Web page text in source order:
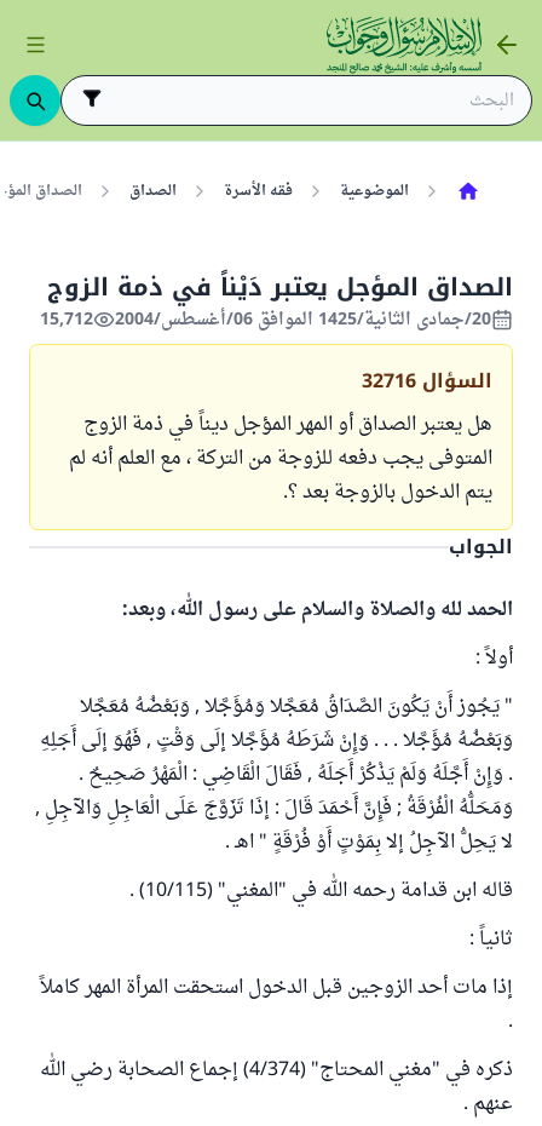
الموضوعية فقه الأسرة الصداق الصداق
الصداق المؤجل يعتبر دَيْناً في ذمة الزوج
20/جمادى الثانية/1425 الموافق 06/أغسطس/2004 15,712
السؤال 32716
هل يعتبر الصداق أو المهر المؤجل ديناً في ذمة الزوج
المتوفى يجب دفعه للزوجة من التركة ، مع العلم أنه لم
يتم الدخول بالزوجة بعد ؟.
الجواب
الحمد لله والصلاة والسلام على رسول الله، وبعد:
أولاً :
" يَجُوز أَنْ يَكُونَ الصَّدَاقُ مُعَجَّلا وَمُؤَجَّلا , وَبَعْضُهُ مُعَجَّلا
وَبَعْضُهُ مُؤَجَّلا . . . وَإِنْ شَرَطَهُ مُؤَجَّلا إلَى وَقْتٍ , فَهُوَ إلَى أَجَلِهِ
. وَإِنْ أَجَّلَهُ وَلَمْ يَذْكُرْ أَجَلَهُ , فَقَالَ الْقَاضِي : الْمَهْرُ صَحِيحٌ .
وَمَحَلُّهُ الْفُرْقَةُ ; فَإِنَّ أَحْمَدَ قَالَ : إذَا تَزَوَّجَ عَلَى الْعَاجِلِ وَالآجِلِ ,
لا يَحِلُّ الآجِلُ إلا بِمَوْتٍ أَوْ فُرْقَةٍ " اهـ .
قاله ابن قدامة رحمه الله في "المغني" (10/115) .
ثانياً :
إذا مات أحد الزوجين قبل الدخول استحقت المرأة المهر كاملاً
.
ذكره في "مغني المحتاج" (4/374) إجماع الصحابة رضي الله
عنهم .